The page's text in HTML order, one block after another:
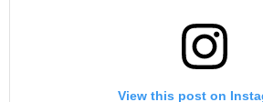
View this post on